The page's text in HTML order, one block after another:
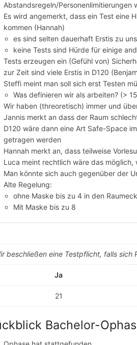
Abstandsregeln/
Es wird angemerkt, dass ein Test eine
kommen (Hannah)
es sind selten dauerhaft Erstis zu
keine Tests sind Hürde für einige
Tests erzeugen ein (Gefühl von)
zur Zeit sind viele Erstis in D120
Steffi meint man soll sich erst Testen
Was definieren wir als arbeiten? (>
Wir haben (threoretisch) immer und
Jannis merkt an dass der Raum
D120 wäre dann eine Art Safe-Space
getragen werden
Hannah merkt an, dass teilweise
Luca meint rechtlich wäre das möglich,
Man könnte sich auch gegenüber der
Alte Regelung:
ohne Maske bis zu 4 in den
Mit Maske bis zu 8
beschließen eine Testpflicht, falls sich
Ja
21
Bachelor-